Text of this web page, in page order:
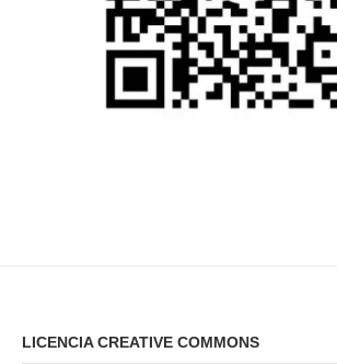
LICENCIA CREATIVE COMMONS